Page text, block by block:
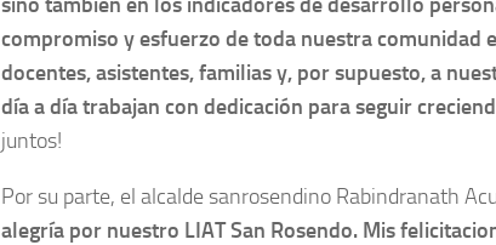
compromiso y esfuerzo de toda nuestra comunidad
docentes, asistentes, familias y, por supuesto, a
día a día trabajan con dedicación para seguir
juntos!
Por su parte, el alcalde sanrosendino Rabindranath
alegría por nuestro LIAT San Rosendo. Mis